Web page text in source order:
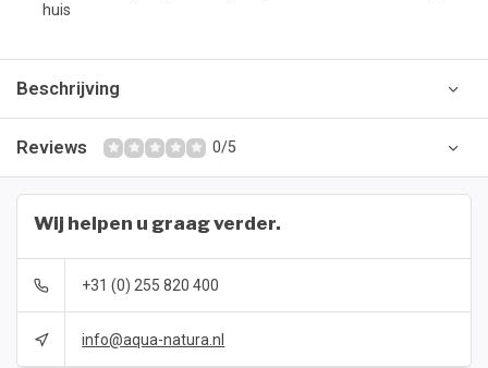
huis
Beschrijving
Reviews 0/5
Wij helpen u graag verder.
+31 (0) 255 820 400
info@aqua-natura.nl